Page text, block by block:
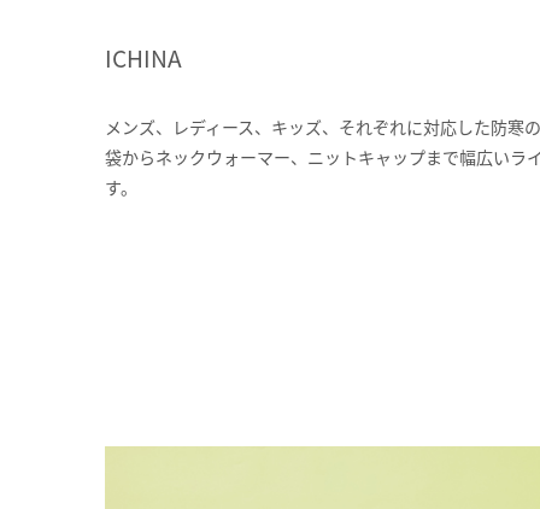
ICHINA
メンズ、レディース、キッズ、それぞれに対応した防寒
袋からネックウォーマー、ニットキャップまで幅広いラ
す。